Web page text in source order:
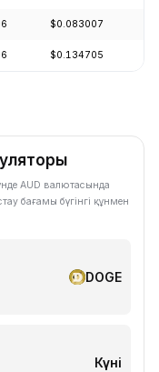
$0.083007
$0.134705
AUD валютасында
бағамы бүгінгі құнмен
DOGE
Күні